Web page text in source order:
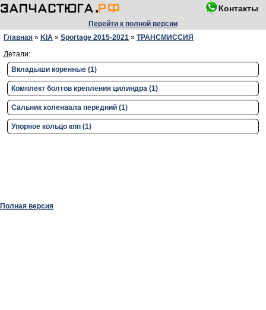
Контакты
Перейти к полной версии
Главная » KIA » Sportage 2015-2021 » ТРАНСМИССИЯ
Детали:
Вкладыши коренные (1)
Комплект болтов крепления цилиндра (1)
Сальник коленвала передний (1)
Упорное кольцо кпп (1)
Полная версия